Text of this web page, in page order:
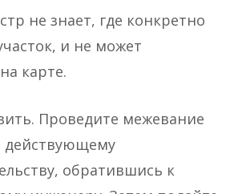
не знает, где конкретно
и не может
карте.
Проведите межевание
действующему
обратившись к